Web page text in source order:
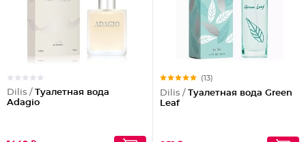
Dilis / Туалетная вода
Adagio
(13)
Dilis / Туалетная вода Green
Leaf